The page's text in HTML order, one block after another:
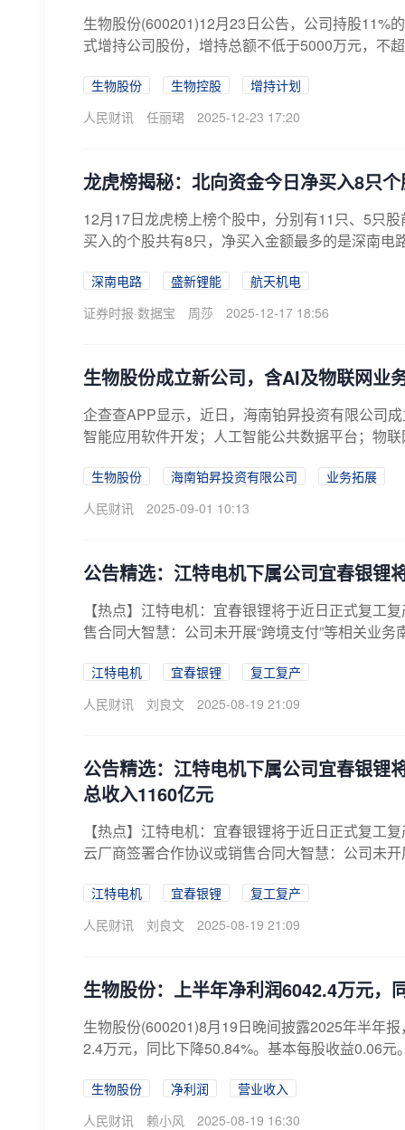
生物股份(600201)12月23日公告，公司持股11%
式增持公司股份，增持总额不低于5000万元，不
生物股份 生物控股
增持计划
人民财讯
任丽珺 2025-12-23 17:20
龙虎榜揭秘：北向资金今日净买入8只
12月17日龙虎榜上榜个股中，分别有11只、5只
买入的个股共有8只，净买入金额最多的是深南
深南电路 盛新锂能
航天机电
证券时报·数据宝
周莎 2025-12-17 18:56
生物股份成立新公司，含AI及物联网业
企查查APP显示，近日，海南铂昇投资有限公司
智能应用软件开发；人工智能公共数据平台；物
生物股份 海南铂昇投资有限公司
业务拓展
人民财讯
2025-09-01 10:13
公告精选：江特电机下属公司宜春银锂
【热点】江特电机：宜春银锂将于近日正式复工
售合同大智慧：公司未开展“跨境支付”等相关业
江特电机 宜春银锂
复工复产
人民财讯
刘良文 2025-08-19 21:09
公告精选：江特电机下属公司宜春银锂
总收入1160亿元
【热点】江特电机：宜春银锂将于近日正式复工
云厂商签署合作协议或销售合同大智慧：公司未
江特电机 宜春银锂
复工复产
人民财讯
刘良文 2025-08-19 21:09
生物股份：上半年净利润6042.4万元，
生物股份(600201)8月19日晚间披露2025年半年
2.4万元，同比下降50.84%。基本每股收益0.06元
生物股份 净利润
营业收入
人民财讯
赖小风 2025-08-19 16:30